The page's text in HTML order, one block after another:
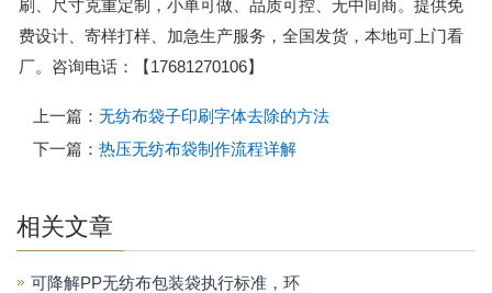
刷、尺寸克重定制，小单可做、品质可控、无中间商。提供免
费设计、寄样打样、加急生产服务，全国发货，本地可上门看
厂。咨询电话：【17681270106】
上一篇： 无纺布袋子印刷字体去除的方法
下一篇： 热压无纺布袋制作流程详解
相关文章
可降解PP无纺布包装袋执行标准，环